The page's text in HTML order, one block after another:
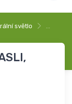
světlo